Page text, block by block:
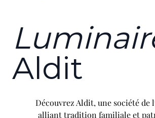
Aldit
Découvrez Aldit, une société de
alliant tradition familiale et